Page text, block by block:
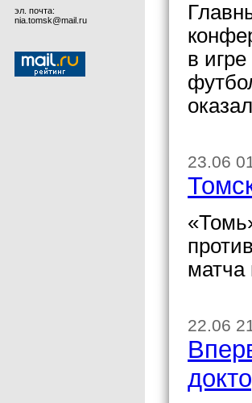
эл. почта:
nia.tomsk@mail.ru
в
23.06
матча
22.06